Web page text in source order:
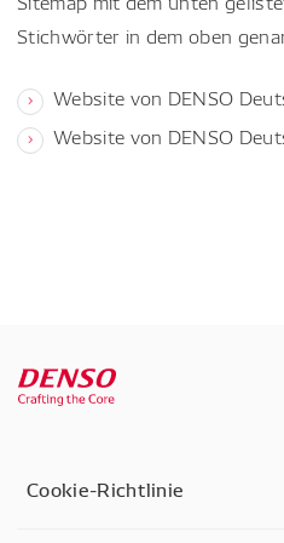
Stichwörter in dem oben
Website von DENSO
Website von DENSO
Cookie-Richtlinie